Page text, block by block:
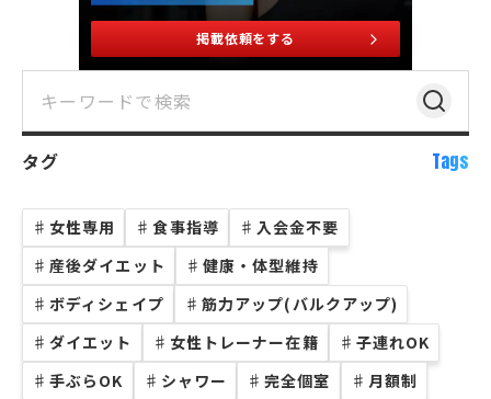
掲載依頼をする
タグ Tags
♯ 女性専用 ♯ 食事指導 ♯ 入会金不要
♯ 産後ダイエット ♯ 健康・体型維持
♯ ボディシェイプ ♯ 筋力アップ(バルクアップ)
♯ ダイエット ♯ 女性トレーナー在籍 ♯ 子連れOK
♯ 手ぶらOK ♯ シャワー ♯ 完全個室 ♯ 月額制